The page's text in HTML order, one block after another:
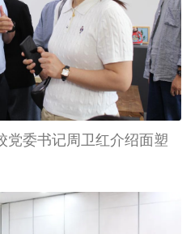
党委书记周卫红介绍面塑